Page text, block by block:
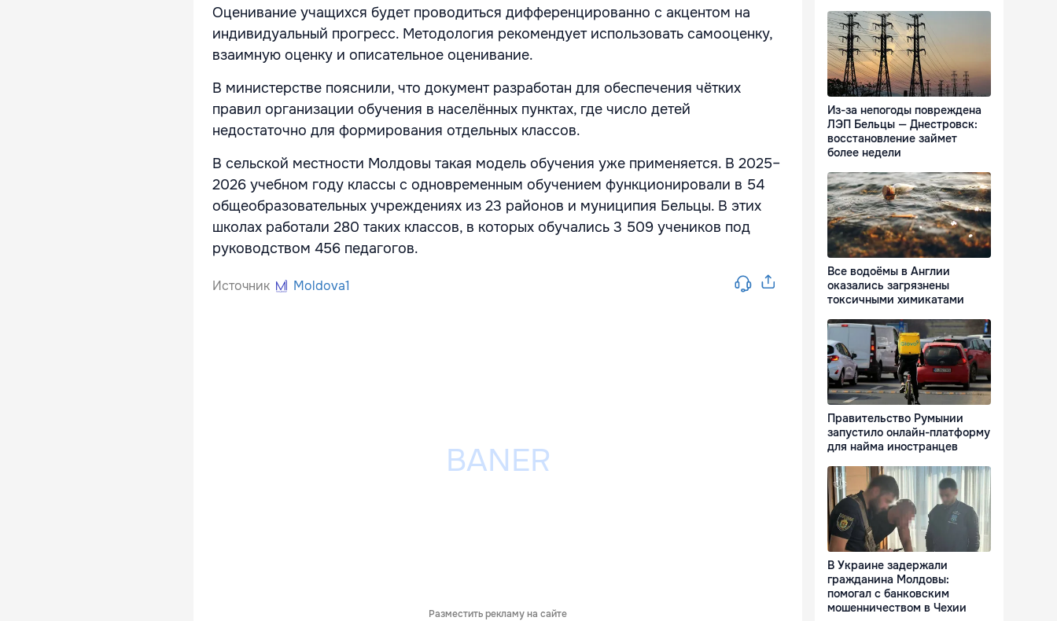
Оценивание учащихся будет проводиться дифференцированно с акцентом на
индивидуальный прогресс. Методология рекомендует использовать самооценку,
взаимную оценку и описательное оценивание.
В министерстве пояснили, что документ разработан для обеспечения чётких
правил организации обучения в населённых пунктах, где число детей
недостаточно для формирования отдельных классов.
В сельской местности Молдовы такая модель обучения уже применяется. В 2025–
2026 учебном году классы с одновременным обучением функционировали в 54
общеобразовательных учреждениях из 23 районов и муниципия Бельцы. В этих
школах работали 280 таких классов, в которых обучались 3 509 учеников под
руководством 456 педагогов.
Источник Moldova1
Разместить рекламу на сайте
Из-за непогоды повреждена
ЛЭП Бельцы — Днестровск:
восстановление займет
более недели
Все водоёмы в Англии
оказались загрязнены
токсичными химикатами
Правительство Румынии
запустило онлайн-платформу
для найма иностранцев
В Украине задержали
гражданина Молдовы:
помогал с банковским
мошенничеством в Чехии